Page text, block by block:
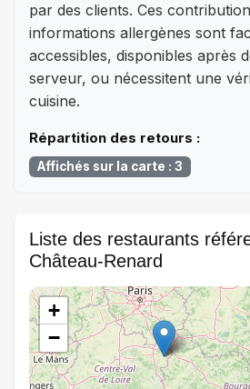
par des clients. Ces
informations allergènes sont
accessibles, disponibles après
serveur, ou nécessitent une
cuisine.
Répartition des retours :
Affichés sur la carte : 3
Liste des restaurants
Château-Renard
+
−